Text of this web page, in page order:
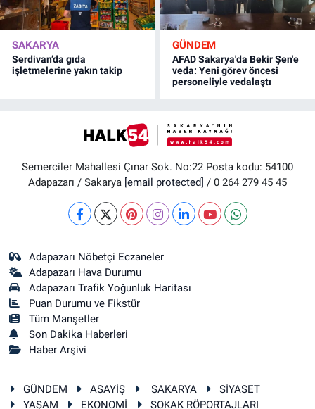
SAKARYA
Serdivan’da gıda
işletmelerine yakın takip
GÜNDEM
AFAD Sakarya'da Bekir Şen'e
veda: Yeni görev öncesi
personeliyle vedalaştı
Semerciler Mahallesi Çınar Sok. No:22 Posta kodu: 54100
Adapazarı / Sakarya [email protected] / 0 264 279 45 45
Adapazarı Nöbetçi Eczaneler
Adapazarı Hava Durumu
Adapazarı Trafik Yoğunluk Haritası
Puan Durumu ve Fikstür
Tüm Manşetler
Son Dakika Haberleri
Haber Arşivi
GÜNDEM ASAYİŞ SAKARYA
SİYASET
YAŞAM
EKONOMİ SOKAK RÖPORTAJLARI